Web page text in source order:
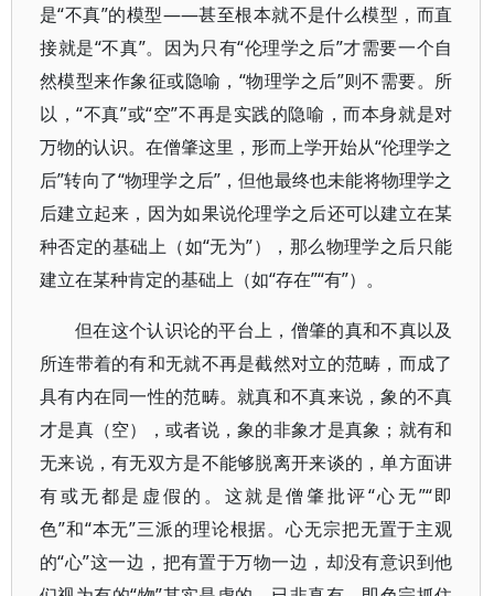
是“不真”的模型——甚至根本就不是什么模型，而直
接就是“不真”。因为只有“伦理学之后”才需要一个自
然模型来作象征或隐喻，“物理学之后”则不需要。所
以，“不真”或“空”不再是实践的隐喻，而本身就是对
万物的认识。在僧肇这里，形而上学开始从“伦理学之
后”转向了“物理学之后”，但他最终也未能将物理学之
后建立起来，因为如果说伦理学之后还可以建立在某
种否定的基础上（如“无为”），那么物理学之后只能
建立在某种肯定的基础上（如“存在”“有”）。
但在这个认识论的平台上，僧肇的真和不真以及
所连带着的有和无就不再是截然对立的范畴，而成了
具有内在同一性的范畴。就真和不真来说，象的不真
才是真（空），或者说，象的非象才是真象；就有和
无来说，有无双方是不能够脱离开来谈的，单方面讲
有或无都是虚假的。这就是僧肇批评“心无”“即
色”和“本无”三派的理论根据。心无宗把无置于主观
的“心”这一边，把有置于万物一边，却没有意识到他